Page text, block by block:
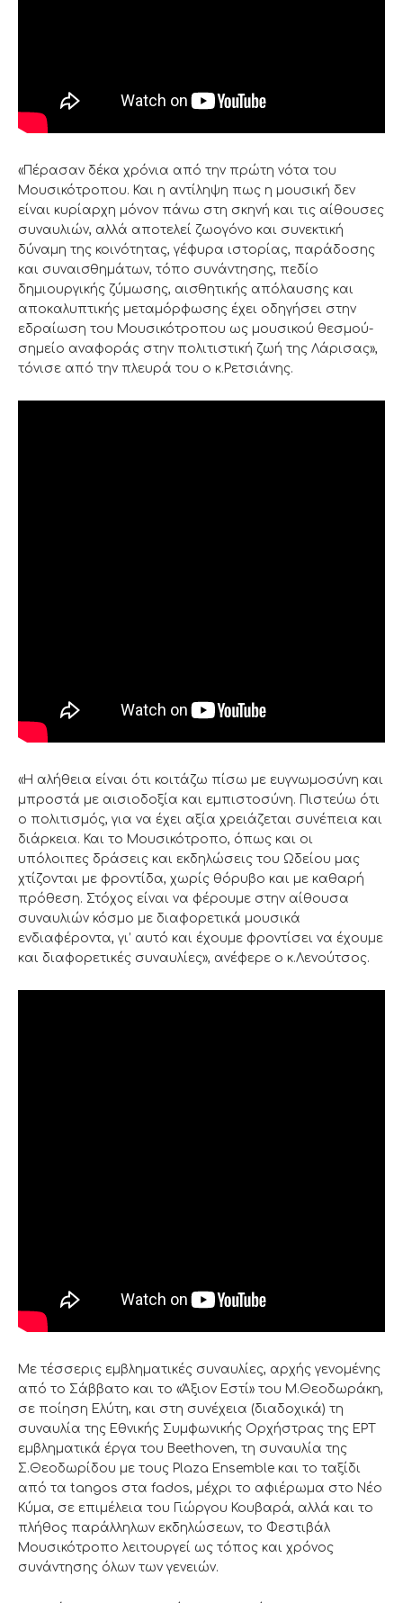
«Πέρασαν δέκα χρόνια από την πρώτη νότα του
Μουσικότροπου. Και η αντίληψη πως η μουσική δεν
είναι κυρίαρχη μόνον πάνω στη σκηνή και τις αίθουσες
συναυλιών, αλλά αποτελεί ζωογόνο και συνεκτική
δύναμη της κοινότητας, γέφυρα ιστορίας, παράδοσης
και συναισθημάτων, τόπο συνάντησης, πεδίο
δημιουργικής ζύμωσης, αισθητικής απόλαυσης και
αποκαλυπτικής μεταμόρφωσης έχει οδηγήσει στην
εδραίωση του Μουσικότροπου ως μουσικού θεσμού-
σημείο αναφοράς στην πολιτιστική ζωή της Λάρισας»,
τόνισε από την πλευρά του ο κ.Ρετσιάνης.
«Η αλήθεια είναι ότι κοιτάζω πίσω με ευγνωμοσύνη και
μπροστά με αισιοδοξία και εμπιστοσύνη. Πιστεύω ότι
ο πολιτισμός, για να έχει αξία χρειάζεται συνέπεια και
διάρκεια. Και το Μουσικότροπο, όπως και οι
υπόλοιπες δράσεις και εκδηλώσεις του Ωδείου μας
χτίζονται με φροντίδα, χωρίς θόρυβο και με καθαρή
πρόθεση. Στόχος είναι να φέρουμε στην αίθουσα
συναυλιών κόσμο με διαφορετικά μουσικά
ενδιαφέροντα, γι’ αυτό και έχουμε φροντίσει να έχουμε
και διαφορετικές συναυλίες», ανέφερε ο κ.Λενούτσος.
Με τέσσερις εμβληματικές συναυλίες, αρχής γενομένης
από το Σάββατο και το «Άξιον Εστί» του Μ.Θεοδωράκη,
σε ποίηση Ελύτη, και στη συνέχεια (διαδοχικά) τη
συναυλία της Εθνικής Συμφωνικής Ορχήστρας της ΕΡΤ
εμβληματικά έργα του Beethoven, τη συναυλία της
Σ.Θεοδωρίδου με τους Plaza Ensemble και το ταξίδι
από τα tangos στα fados, μέχρι το αφιέρωμα στο Νέο
Κύμα, σε επιμέλεια του Γιώργου Κουβαρά, αλλά και το
πλήθος παράλληλων εκδηλώσεων, το Φεστιβάλ
Μουσικότροπο λειτουργεί ως τόπος και χρόνος
συνάντησης όλων των γενειών.